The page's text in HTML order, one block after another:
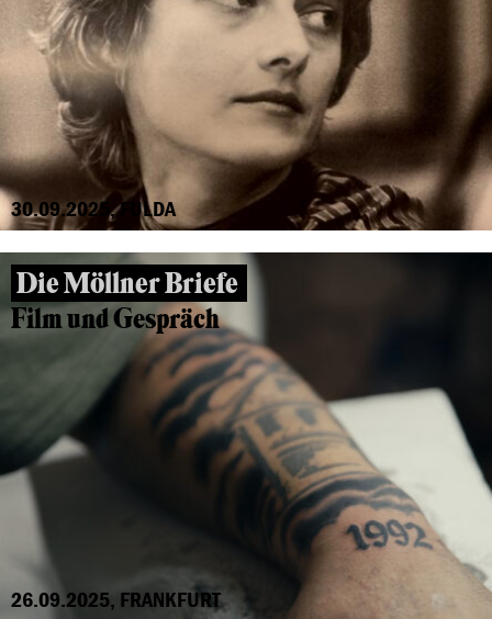
30.09.2025, FULDA
Die Möllner Briefe
Film und Gespräch
26.09.2025, FRANKFURT